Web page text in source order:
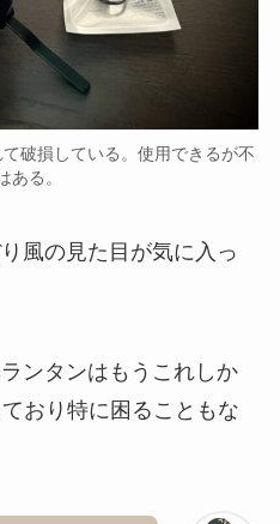
破損している。使用できるが不
ある。
風の見た目が気に入っ
ンタンはもうこれしか
おり特に困ることもな